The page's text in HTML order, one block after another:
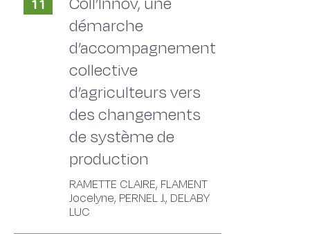
11
démarche
d’accompagnement
collective
d’agriculteurs vers
des changements
de système de
production
RAMETTE CLAIRE, FLAMENT
Jocelyne, PERNEL J., DELABY
LUC